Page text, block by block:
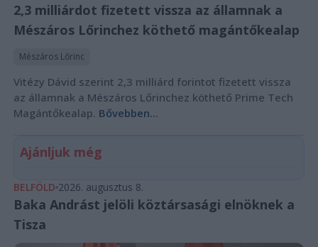
2,3 milliárdot fizetett vissza az államnak a
Mészáros Lőrinchez köthető magántőkealap
Mészáros Lőrinc
Vitézy Dávid szerint 2,3 milliárd forintot fizetett vissza
az államnak a Mészáros Lőrinchez köthető Prime Tech
Magántőkealap. Bővebben...
Ajánljuk még
BELFÖLD 2026. augusztus 8.
Baka Andrást jelöli köztársasági elnöknek a
Tisza